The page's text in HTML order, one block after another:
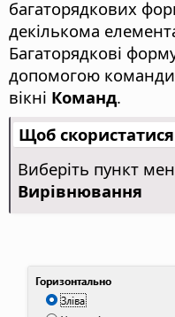
багаторядкових
декількома
Багаторядкові
допомогою команди
вікні Команд.
Щоб
Виберіть пункт
Вирівнювання